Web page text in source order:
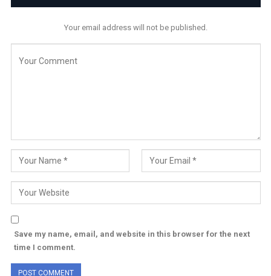
Your email address will not be published.
Save my name, email, and website in this browser for the next
time I comment.